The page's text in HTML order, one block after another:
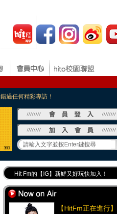
過任何精彩專訪！
Hit Fm的【IG】新鮮又好玩快加入！
Hit Fm【FB臉書粉絲團】等你加入！
最專業《DJ推薦》好音樂千萬別錯過！
【HitFm正在進行】